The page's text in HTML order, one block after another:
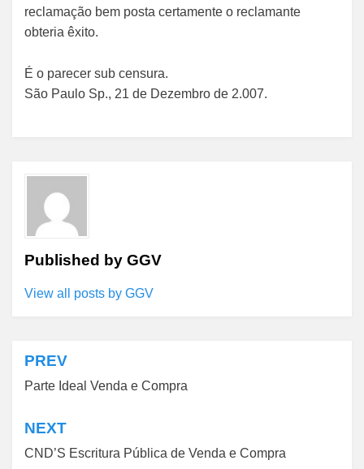
reclamação bem posta certamente o reclamante
obteria êxito.
É o parecer sub censura.
São Paulo Sp., 21 de Dezembro de 2.007.
Published by GGV
View all posts by GGV
Navegação
de
Post
PREV
Parte Ideal Venda e Compra
NEXT
CND’S Escritura Pública de Venda e Compra